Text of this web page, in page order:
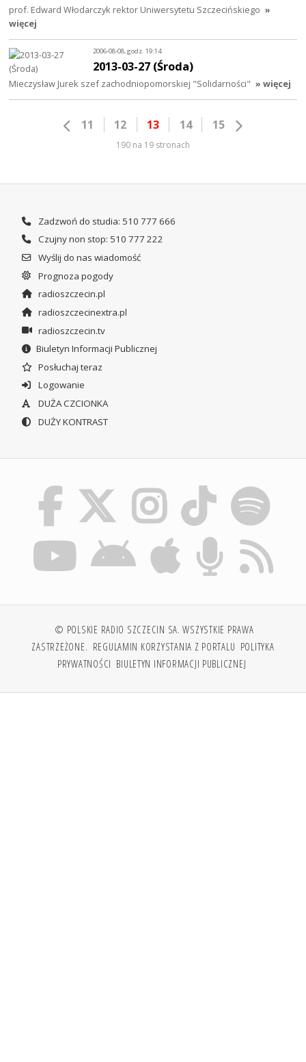
prof. Edward Włodarczyk rektor Uniwersytetu Szczecińskiego »
więcej
2006-08-08, godz. 19:14
2013-03-27 (Środa)
Mieczysław Jurek szef zachodniopomorskiej "Solidarności" » więcej
11 12 13 14 15
190 na 19 stronach
Zadzwoń do studia: 510 777 666
Czujny non stop: 510 777 222
Wyślij do nas wiadomość
Prognoza pogody
radioszczecin.pl
radioszczecinextra.pl
radioszczecin.tv
Biuletyn Informacji Publicznej
Posłuchaj teraz
Logowanie
DUŻA CZCIONKA
DUŻY KONTRAST
© POLSKIE RADIO SZCZECIN SA. WSZYSTKIE PRAWA
ZASTRZEŻONE. REGULAMIN KORZYSTANIA Z PORTALU POLITYKA
PRYWATNOŚCI BIULETYN INFORMACJI PUBLICZNEJ